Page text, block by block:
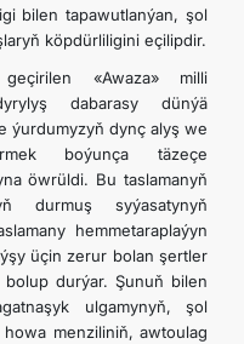
bilen tapawutlanýan, şol
köpdürliligini eçilipdir.
«Awaza» milli
dabarasy dünýä
ýurdumyzyň dynç alyş we
boýunça täzeçe
öwrüldi. Bu taslamanyň
durmuş syýasatynyň
hemmetaraplaýyn
üçin zerur bolan şertler
durýar. Şunuň bilen
ulgamynyň, şol
menziliniň, awtoulag